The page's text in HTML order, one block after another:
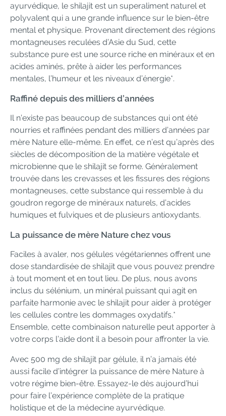
ayurvédique, le shilajit est un superaliment naturel et
polyvalent qui a une grande influence sur le bien-être
mental et physique. Provenant directement des régions
montagneuses reculées d’Asie du Sud, cette
substance pure est une source riche en minéraux et en
acides aminés, prête à aider les performances
mentales, l’humeur et les niveaux d’énergie*.
Raffiné depuis des milliers d’années
Il n’existe pas beaucoup de substances qui ont été
nourries et raffinées pendant des milliers d’années par
mère Nature elle-même. En effet, ce n’est qu’après des
siècles de décomposition de la matière végétale et
microbienne que le shilajit se forme. Généralement
trouvée dans les crevasses et les fissures des régions
montagneuses, cette substance qui ressemble à du
goudron regorge de minéraux naturels, d’acides
humiques et fulviques et de plusieurs antioxydants.
La puissance de mère Nature chez vous
Faciles à avaler, nos gélules végétariennes offrent une
dose standardisée de shilajit que vous pouvez prendre
à tout moment et en tout lieu. De plus, nous avons
inclus du sélénium, un minéral puissant qui agit en
parfaite harmonie avec le shilajit pour aider à protéger
les cellules contre les dommages oxydatifs.*
Ensemble, cette combinaison naturelle peut apporter à
votre corps l’aide dont il a besoin pour affronter la vie.
Avec 500 mg de shilajit par gélule, il n’a jamais été
aussi facile d’intégrer la puissance de mère Nature à
votre régime bien-être. Essayez-le dès aujourd’hui
pour faire l’expérience complète de la pratique
holistique et de la médecine ayurvédique.